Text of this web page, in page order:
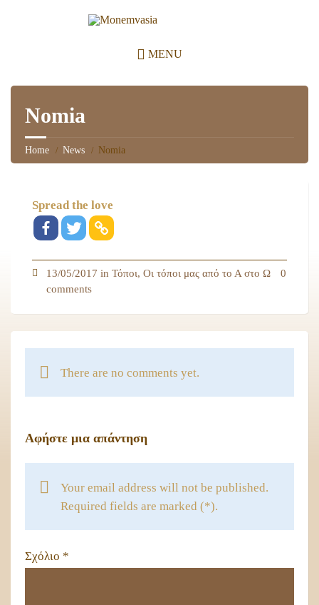
MENU
Nomia
Home News Nomia
Spread the love
13/05/2017 in Τόποι, Οι τόποι μας από το Α στο Ω
0
comments
There are no comments yet.
Αφήστε μια απάντηση
Your email address will not be published.
Required fields are marked (*).
Σχόλιο *